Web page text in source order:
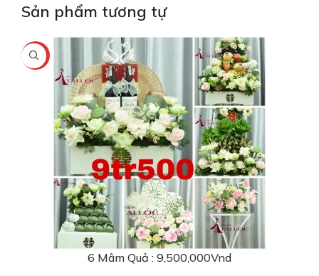
Sản phẩm tương tự
-5%
6 Mâm Quả : 9,500,000Vnd